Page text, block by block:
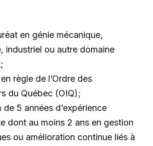
en génie mécanique,
industriel ou autre domaine
règle de l’Ordre des
du Québec (OIQ);
de 5 années d’expérience
dont au moins 2 ans en gestion
ou amélioration continue liés à